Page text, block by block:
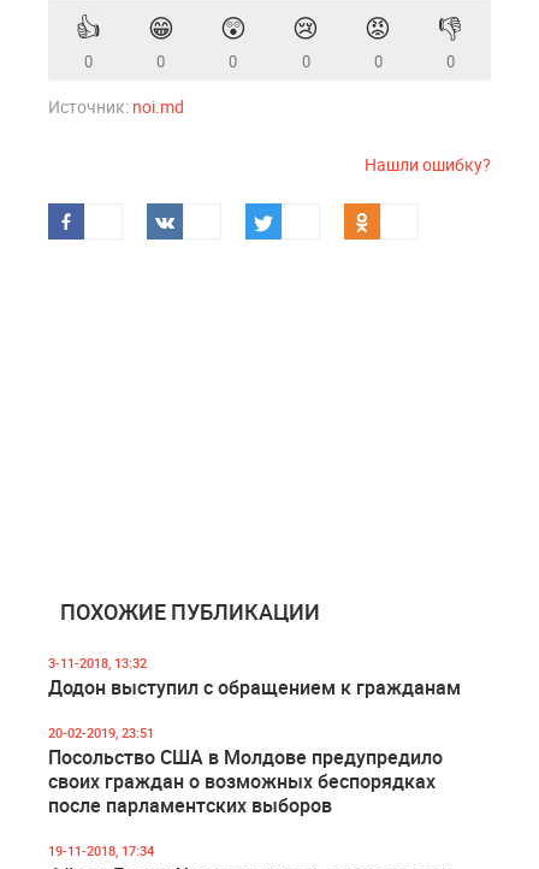
👍
0
😁
0
😲
0
😢
0
😡
0
👎
0
Источник: noi.md
Нашли ошибку?
ПОХОЖИЕ ПУБЛИКАЦИИ
3-11-2018, 13:32
Додон выступил с обращением к гражданам
20-02-2019, 23:51
Посольство США в Молдове предупредило
своих граждан о возможных беспорядках
после парламентских выборов
19-11-2018, 17:34